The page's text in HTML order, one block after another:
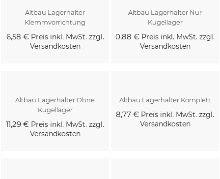
Altbau Lagerhalter
Klemmvorrichtung
6,58 €Preis inkl. MwSt. zzgl.
Versandkosten
Altbau Lagerhalter Nur
Kugellager
0,88 € Preis inkl. MwSt. zzgl.
Versandkosten
Altbau Lagerhalter Ohne
Kugellager
11,29 € Preis inkl. MwSt. zzgl.
Versandkosten
Altbau Lagerhalter Komplett
8,77 € Preis inkl. MwSt. zzgl.
Versandkosten